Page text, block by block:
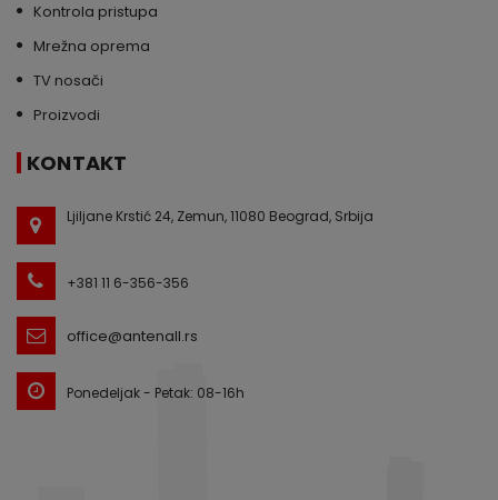
Kontrola pristupa
Mrežna oprema
TV nosači
Proizvodi
KONTAKT
Ljiljane Krstić 24, Zemun, 11080 Beograd, Srbija
+381 11 6-356-356
office@antenall.rs
Ponedeljak - Petak: 08-16h